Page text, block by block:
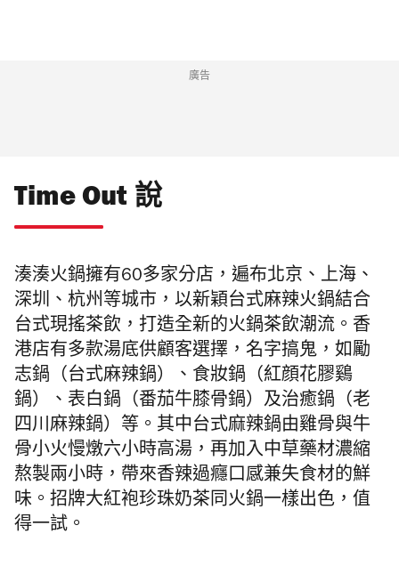
廣告
Time Out 說
湊湊火鍋擁有 60多家分店，遍布北京、上海、
深圳、杭州等城市， 以新穎台式麻辣火鍋結合
台式現搖茶飲，打造全新的火鍋茶飲潮流。香
港店有多款湯底供顧客選擇，名字搞鬼，如勵
志鍋（台式麻辣鍋）、食妝鍋（紅顔花膠鷄
鍋）、表白鍋（番茄牛膝骨鍋）及治癒鍋（老
四川麻辣鍋）等。 其中台式麻辣鍋由雞骨與牛
骨小火慢燉六小時高湯，再加入中草藥材濃縮
熬製兩小時，帶來香辣過癮口感兼失食材的鮮
味。 招牌大紅袍珍珠奶茶同火鍋一樣出色，值
得一試。